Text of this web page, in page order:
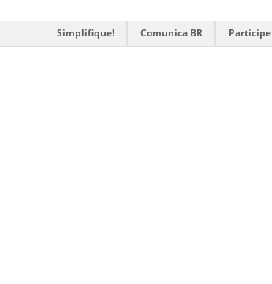
Simplifique! Comunica BR Participe